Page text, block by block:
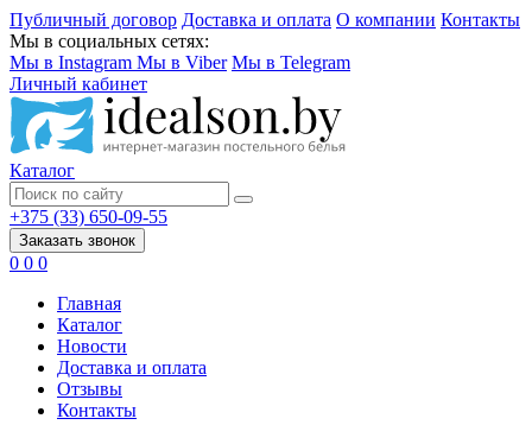
Публичный договор Доставка и оплата О компании Контакты
Мы в социальных сетях:
Мы в Instagram Мы в Viber Мы в Telegram
Личный кабинет
Каталог
+375 (33) 650-09-55
Заказать звонок
0 0 0
Главная
Каталог
Новости
Доставка и оплата
Отзывы
Контакты